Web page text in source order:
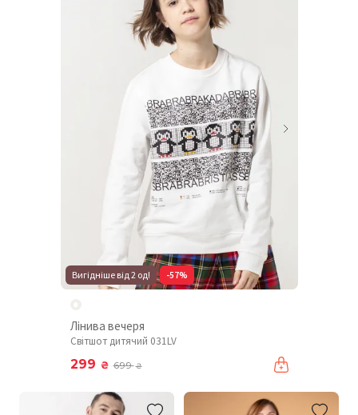
Вигідніше від 2 од! -57%
Лінива вечеря
Світшот дитячий 031LV
299 ₴ 699₴